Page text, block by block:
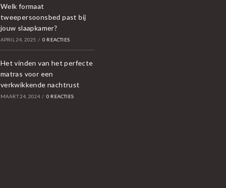
Welk formaat
tweepersoonsbed past bij
jouw slaapkamer?
APRIL 24, 2025 / 0 REACTIES
Het vinden van het perfecte
matras voor een
verkwikkende nachtrust
MAART 24, 2024 / 0 REACTIES